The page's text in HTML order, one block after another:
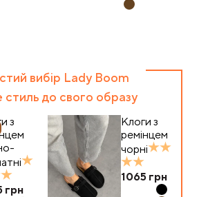
вибір Lady Boom
до свого образу
з
грн
Клоги з
ремінцем
чорні
1065грн